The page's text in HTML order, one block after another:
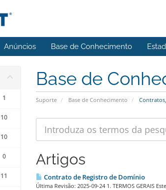
Anúncios Base de Conhecimento
Base de
Suporte Base de Conhecimento
1
10
10
0
11
Artigos
Contrato de Registro de Domínio
Última Revisão: 2025-09-24 1. TERMOS GERAIS